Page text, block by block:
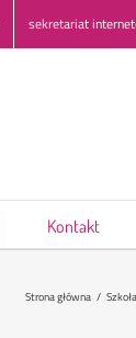
sekretariat
Kontakt
Strona główna Szkoła